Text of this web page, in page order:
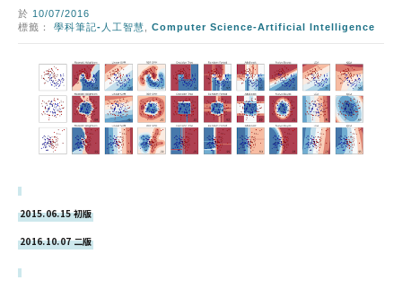
於 10/07/2016
標籤： 學科筆記-人工智慧, Computer Science-Artificial Intelligence
2015.06.15 初版
2016.10.07 二版